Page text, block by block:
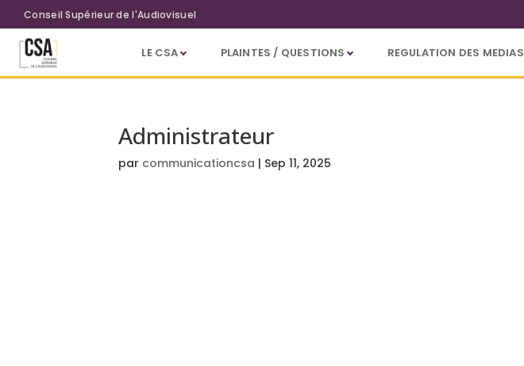
Aller au contenu principal
Conseil Supérieur de l'Audiovisuel
LE CSA PLAINTES / QUESTIONS REGULATION DES MEDIAS
Administrateur
par communicationcsa | Sep 11, 2025